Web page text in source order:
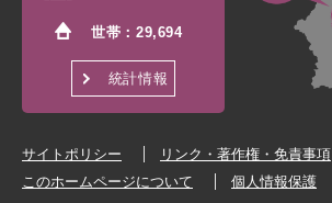
世帯：29,694
統計情報
サイトポリシー
リンク・著作権・免責事項
このホームページについて
個人情報保護